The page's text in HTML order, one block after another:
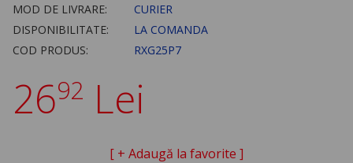
MOD DE LIVRARE:
CURIER
DISPONIBILITATE:
LA COMANDA
COD PRODUS:
RXG25P7
2692 Lei
[ + Adaugă la favorite ]